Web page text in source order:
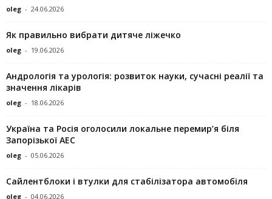
oleg - 24.06.2026
Як правильно вибрати дитяче ліжечко
oleg - 19.06.2026
Андрологія та урологія: розвиток науки, сучасні реалії та
значення лікарів
oleg - 18.06.2026
Україна та Росія оголосили локальне перемир’я біля
Запорізької АЕС
oleg - 05.06.2026
Сайлентблоки і втулки для стабілізатора автомобіля
oleg - 04.06.2026